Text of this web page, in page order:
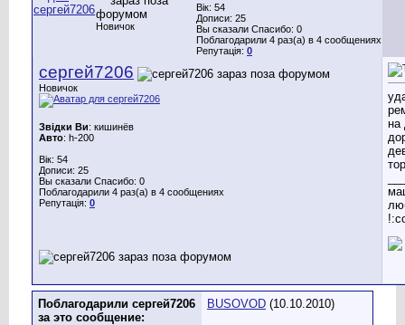
Новичок
Вік: 54
Дописи: 25
Вы сказали Спасибо: 0
Поблагодарили 4 раз(а) в 4 сообщениях
Репутація: 0
сергей7206
Новичок
Звідки Ви: кишинёв
Авто: h-200
Вік: 54
Дописи: 25
Вы сказали Спасибо: 0
Поблагодарили 4 раз(а) в 4 сообщениях
Репутація: 0
на
Поблагодарили сергей7206
за это сообщение:
BUSOVOD (10.10.2010)